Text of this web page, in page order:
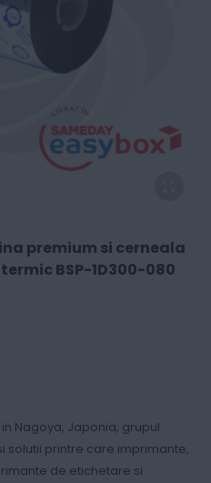
premium si cerneala
BSP-1D300-080
in Nagoya, Japonia, grupul
solutii printre care imprimante,
de etichetare si